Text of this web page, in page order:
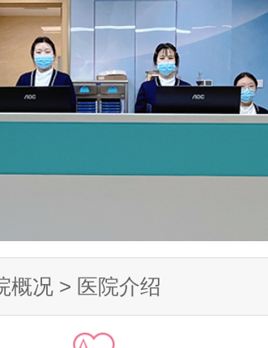
概况 > 医院介绍